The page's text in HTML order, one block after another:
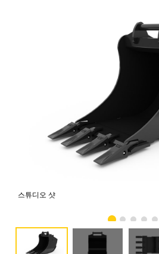
스튜디오 샷